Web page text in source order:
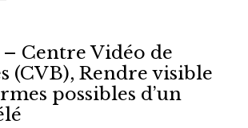
– Centre Vidéo de
(CVB), Rendre visible
possibles d’un